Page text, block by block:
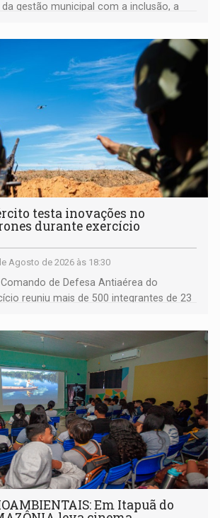
gestão municipal com a inclusão, a
testa inovações no
durante exercício
Agosto de 2026 às 18:30
de Defesa Antiaérea do
reuniu mais de 500 integrantes de 23
Em Itapuã do